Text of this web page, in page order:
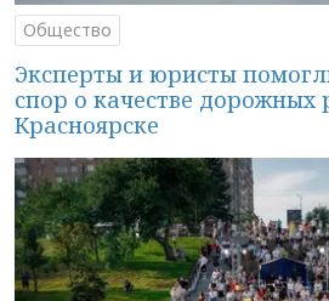
Общество
Эксперты и юристы
спор о качестве дорожных
Красноярске